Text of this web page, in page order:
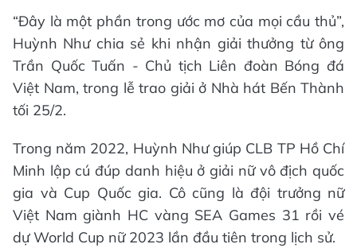
“Đây là một phần trong ước mơ của mọi cầu thủ”,
Huỳnh Như chia sẻ khi nhận giải thưởng từ ông
Trần Quốc Tuấn - Chủ tịch Liên đoàn Bóng đá
Việt Nam, trong lễ trao giải ở Nhà hát Bến Thành
tối 25/2.
Trong năm 2022, Huỳnh Như giúp CLB TP Hồ Chí
Minh lập cú đúp danh hiệu ở giải nữ vô địch quốc
gia và Cup Quốc gia. Cô cũng là đội trưởng nữ
Việt Nam giành HC vàng SEA Games 31 rồi vé
dự World Cup nữ 2023 lần đầu tiên trong lịch sử.